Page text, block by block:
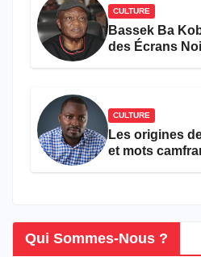
CULTURE
Bassek Ba
des Écrans
CULTURE
Les origines
et mots
Qui Sommes-Nous ?